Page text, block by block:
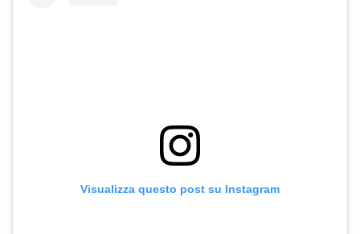
Visualizza questo post su Instagram